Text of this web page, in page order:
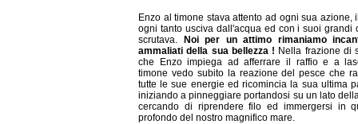
Enzo al timone stava attento ad ogni sua azione,
ogni tanto usciva dall'acqua ed con i suoi grandi
scrutava.
Noi per un attimo rimaniamo
ammaliati della sua bellezza ! Nella frazione di
che Enzo impiega ad afferrare il raffio e a
timone vedo subito la reazione del pesce che
tutte le sue energie ed ricomincia la sua ultima
iniziando a pinneggiare portandosi su un lato
cercando di riprendere filo ed immergersi in
profondo del nostro magnifico mare.